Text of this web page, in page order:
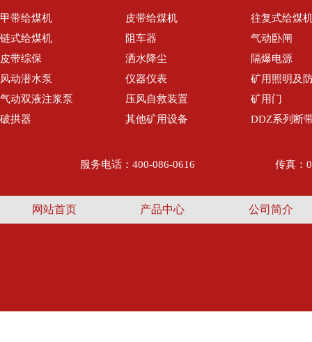
甲带给煤机 皮带给煤机
往复式给煤
链式给煤机
阻车器
气动卧闸
皮带综保
洒水降尘
隔爆电源
风动潜水泵
仪器仪表
矿用照明及
气动双液注浆泵
压风自救装置
矿用门
破拱器
其他矿用设备 DDZ系列断
服务电话：400-086-0616 传真：
网站首页 产品中心 公司简介